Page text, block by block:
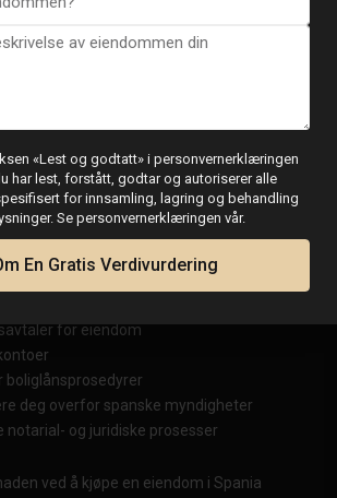
eller dokumentlengde
en fullmakt til i
mulighet til å handle juridisk på dine
brukes det ofte til å:
for eiendom
boliglånsprosedyrer
deg overfor spanske myndigheter
notarial- og juridiske prosesser
ved å kjøpe en eiendom i Spania
«Lest og godtatt» i personvernerklæringen
har lest, forstått, godtar og autoriserer alle
for innsamling, lagring og behandling
Se personvernerklæringen vår.
En Gratis Verdivurdering